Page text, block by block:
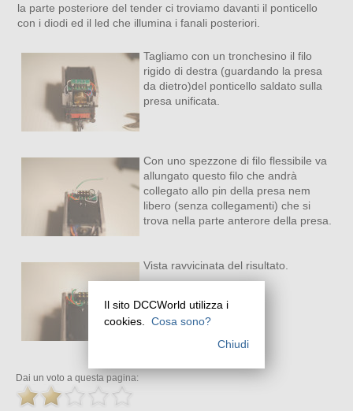
la parte posteriore del tender ci troviamo davanti il ponticello
con i diodi ed il led che illumina i fanali posteriori.
Tagliamo con un tronchesino il filo
rigido di destra (guardando la presa
da dietro)del ponticello saldato sulla
presa unificata.
Con uno spezzone di filo flessibile va
allungato questo filo che andrà
collegato allo pin della presa nem
libero (senza collegamenti) che si
trova nella parte anterore della presa.
Vista ravvicinata del risultato.
Dai un voto a questa pagina:
Il sito DCCWorld utilizza i
cookies.
Cosa sono?
Chiudi